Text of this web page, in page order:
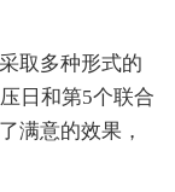
取多种形式的
日和第5个联合
满意的效果，